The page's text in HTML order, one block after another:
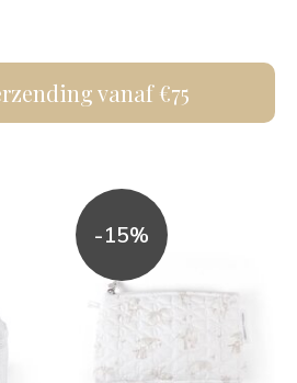
vanaf €75
-15%